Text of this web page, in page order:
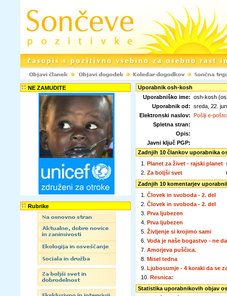
NE ZAMUDITE
Rubrike
Uporabnik osh-kosh
Uporabniško ime: osh-kosh
Uporabnik od: sreda, 22.
Elektronski naslov: Pošlji e-pošto
Spletna stran:
Opis:
Javni ključ PGP:
Zadnjih 10 člankov uporabnika
1. Planet za živet - rajski planet
2. Za boljši svet
Zadnjih 10 komentarjev
1. Človek in svoboda - 2. del
2. Človek in svoboda - 2. del
3. Prva ljubezen
4. Prva ljubezen
5. Življenje si krojimo sami
6. Voda je naše bogastvo - ne
7. Amorjeva puščica.
8. Misel tedna
9. Ljubosumje - 4 koraki da se
10. Resnica:
Statistika uporabnikovih objav